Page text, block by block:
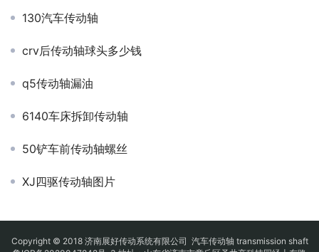
130汽车传动轴
crv后传动轴球头多少钱
q5传动轴漏油
6140车床拆卸传动轴
50铲车前传动轴螺丝
XJ四驱传动轴图片
Copyright © 2018 济南展好传动系统有限公司 汽车传动轴 transmission shaft